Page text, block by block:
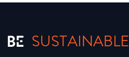
SUSTAINABLE